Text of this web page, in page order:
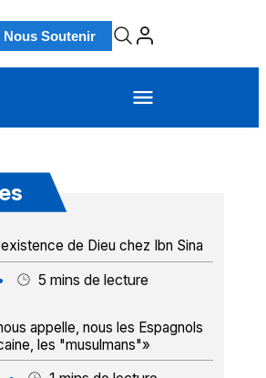
Nous Soutenir
de Dieu chez Ibn Sina
5 mins de lecture
appelle, nous les Espagnols
les "musulmans"»